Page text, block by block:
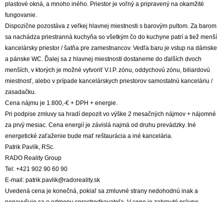
plastové okná, a mnoho iného. Priestor je voľný a pripravený na okamžité
fungovanie.
Dispozične pozostáva z veľkej hlavnej miestnosti s barovým pultom. Za barom
sa nachádza priestranná kuchyňa so všetkým čo do kuchyne patrí a tiež menší
kancelársky priestor / šatňa pre zamestnancov. Vedľa baru je vstup na dámske
a pánske WC. Ďalej sa z hlavnej miestnosti dostaneme do ďalších dvoch
menších, v ktorých je možné vytvoriť V.I.P. zónu, oddychovú zónu, biliardovú
miestnosť, alebo v prípade kancelárskych priestorov samostatnú kanceláriu /
zasadačku.
Cena nájmu je 1.800,-€ + DPH + energie.
Pri podpise zmluvy sa hradí depozit vo výške 2 mesačných nájmov + nájomné
za prvý mesiac. Cena energií je závislá najmä od druhu prevádzky. Iné
energetické zaťaženie bude mať reštaurácia a iné kancelária.
Patrik Pavlík, RSc.
RADO Reality Group
Tel: +421 902 90 60 90
E-mail: patrik.pavlik@radoreality.sk
Uvedená cena je konečná, pokiaľ sa zmluvné strany nedohodnú inak a